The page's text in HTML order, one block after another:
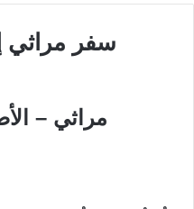
سفر مراثي
مراثي –